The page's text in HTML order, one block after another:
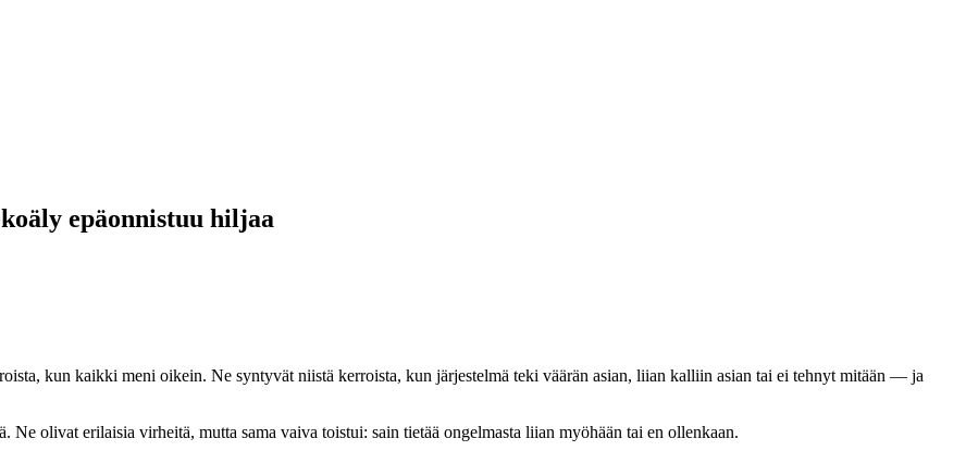
epäonnistuu hiljaa
kun kaikki meni oikein. Ne syntyvät niistä kerroista, kun järjestelmä teki väärän asian, liian kalliin asian tai ei tehnyt mitään — ja
Ne olivat erilaisia virheitä, mutta sama vaiva toistui: sain tietää ongelmasta liian myöhään tai en ollenkaan.